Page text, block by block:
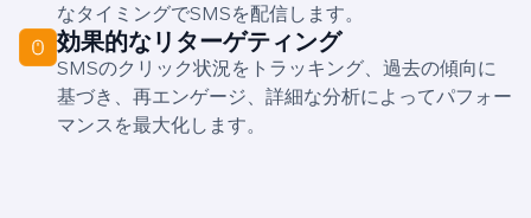
なタイミングでSMSを配信します。
効果的なリターゲティング
SMSのクリック状況をトラッキング、過去の傾向に
基づき、再エンゲージ、詳細な分析によってパフォー
マンスを最大化します。